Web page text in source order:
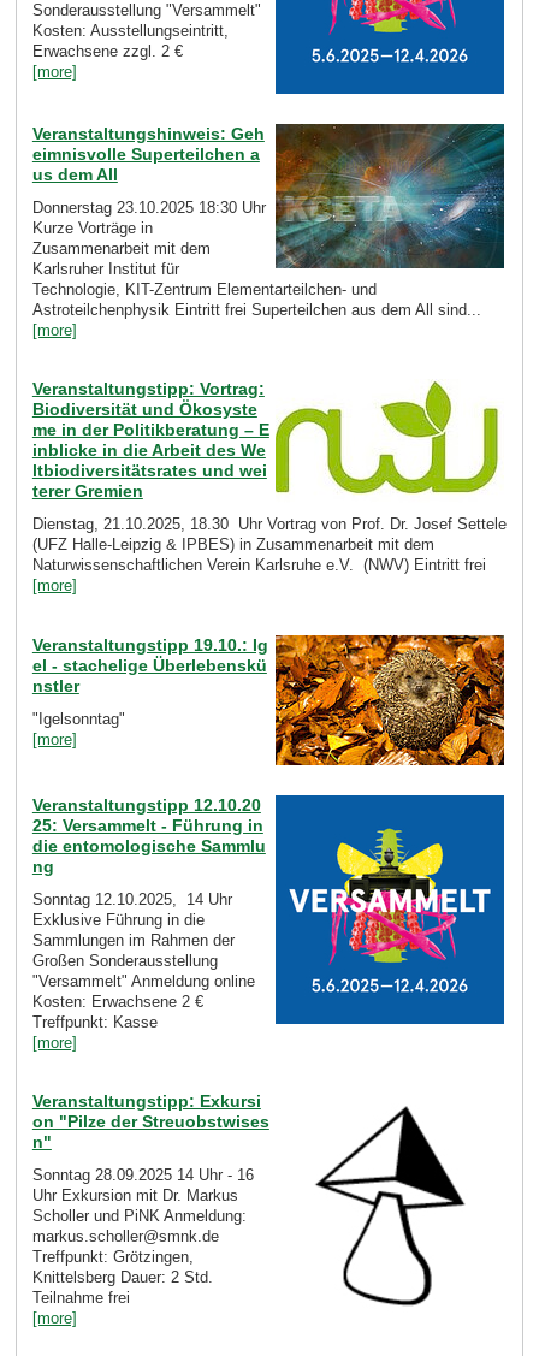
Sonderausstellung "Versammelt"
Kosten: Ausstellungseintritt,
Erwachsene zzgl. 2 €
[more]
Veranstaltungshinweis: Geh
eimnisvolle Superteilchen a
us dem All
Donnerstag 23.10.2025 18:30 Uhr
Kurze Vorträge in
Zusammenarbeit mit dem
Karlsruher Institut für
Technologie, KIT-Zentrum Elementarteilchen- und
Astroteilchenphysik Eintritt frei Superteilchen aus dem All sind...
[more]
Veranstaltungstipp: Vortrag:
Biodiversität und Ökosyste
me in der Politikberatung – E
inblicke in die Arbeit des We
ltbiodiversitätsrates und wei
terer Gremien
Dienstag, 21.10.2025, 18.30 Uhr Vortrag von Prof. Dr. Josef Settele
(UFZ Halle-Leipzig & IPBES) in Zusammenarbeit mit dem
Naturwissenschaftlichen Verein Karlsruhe e.V. (NWV) Eintritt frei
[more]
Veranstaltungstipp 19.10.: Ig
el - stachelige Überlebenskü
nstler
"Igelsonntag"
[more]
Veranstaltungstipp 12.10.20
25: Versammelt - Führung in
die entomologische Sammlu
ng
Sonntag 12.10.2025, 14 Uhr
Exklusive Führung in die
Sammlungen im Rahmen der
Großen Sonderausstellung
"Versammelt" Anmeldung online
Kosten: Erwachsene 2 €
Treffpunkt: Kasse
[more]
Veranstaltungstipp: Exkursi
on "Pilze der Streuobstwises
n"
Sonntag 28.09.2025 14 Uhr - 16
Uhr Exkursion mit Dr. Markus
Scholler und PiNK Anmeldung:
markus.scholler@smnk.de
Treffpunkt: Grötzingen,
Knittelsberg Dauer: 2 Std.
Teilnahme frei
[more]